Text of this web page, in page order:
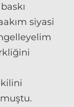
siyasi